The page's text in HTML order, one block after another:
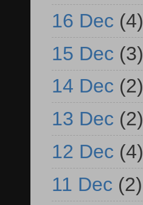
16 Dec (4)
15 Dec (3)
14 Dec (2)
13 Dec (2)
12 Dec (4)
11 Dec (2)